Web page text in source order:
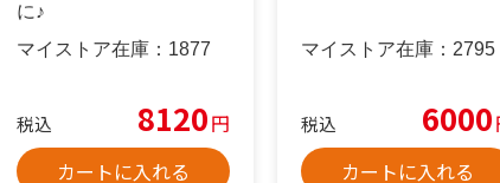
に♪
マイストア在庫： 1877
税込 8120円
カートに入れる
マイストア在庫： 2795
税込 6000
カートに入れる